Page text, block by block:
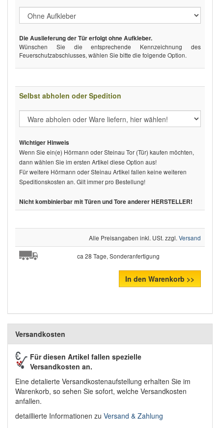
Die Auslieferung der Tür erfolgt ohne Aufkleber.
Wünschen Sie die entsprechende Kennzeichnung des
Feuerschutzabschlusses, wählen Sie bitte die folgende Option.
Selbst abholen oder Spedition
Wichtiger Hinweis
Wenn Sie ein(e) Hörmann oder Steinau Tor (Tür) kaufen möchten,
dann wählen Sie im ersten Artikel diese Option aus!
Für weitere Hörmann oder Steinau Artikel fallen keine weiteren
Speditionskosten an. Gilt immer pro Bestellung!
Nicht kombinierbar mit Türen und Tore anderer HERSTELLER!
Alle Preisangaben inkl. USt. zzgl. Versand
ca 28 Tage, Sonderanfertigung
In den Warenkorb >>
Versandkosten
Für diesen Artikel fallen spezielle
Versandkosten an.
Eine detalierte Versandkostenaufstellung erhalten Sie im
Warenkorb, so sehen Sie sofort, welche Versandkosten
anfallen.
detaillierte Informationen zu Versand & Zahlung